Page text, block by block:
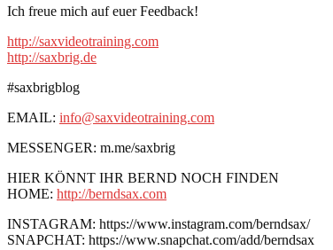
Ich freue mich auf euer Feedback!
http://saxvideotraining.com
http://saxbrig.de
#saxbrigblog
EMAIL: info@saxvideotraining.com
MESSENGER: m.me/saxbrig
HIER KÖNNT IHR BERND NOCH FINDEN
HOME: http://berndsax.com
INSTAGRAM: https://www.instagram.com/berndsax/
SNAPCHAT: https://www.snapchat.com/add/berndsax